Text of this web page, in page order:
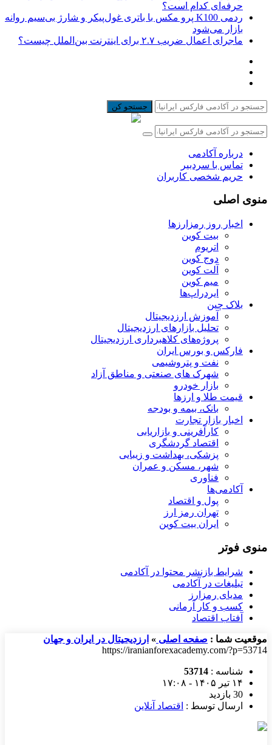
حرفه‌ای کدام است؟
ردمی K100 پرو مکس با باتری غول‌پیکر و شارژ بی‌سیم روانه
بازار می‌شود
ماجرای اعمال ضریب ۲.۷ برای اینترنت بین‌الملل چیست؟
جستجو کن
درباره آکادمی
تماس با سردبیر
حریم شخصی کاربران
منوی اصلی
اخبار روز رمزارزها
بیت کوین
اتریوم
دوج کوین
آلت کوین
میم کوین‌
ایردراپ‌ها
بلاک چین
آموزش ارزدیجیتال
تحلیل بازارهای ارزدیجیتال
پروژه‌های کلاهبرداری ارزدیجیتال
فارکس و بورس ایران
نفت و پتروشیمی
شهرک های صنعتی و مناطق آزاد
بازار خودرو
قیمت طلا و ارزها
بانک، بیمه و بودجه
اخبار بازار تجارت
کارآفرینی و بازاریابی
اقتصاد گردشگری
پزشکی، بهداشت و زیبایی
شهر، مسکن و عمران
فناوری
آکادمی‌ها
پول و اقتصاد
تهران رمز ارز
ایران بیت کوین
منوی فوتر
شرایط بازنشر محتوا در آکادمی
تبلیغات در آکادمی
مدیای رمزارز
کسب و کار آرمانی
آفتاب اقتصاد
موقعیت شما : صفحه اصلی » ارزدیجیتال در ایران و جهان
https://iranianforexacademy.com/?p=53714
شناسه : 53714
۱۴ تیر ۱۴۰۵ - ۱۷:۰۸
30 بازدید
ارسال توسط : اقتصاد آنلاین